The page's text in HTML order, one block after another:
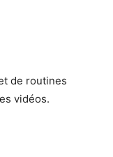
de routines
vidéos.